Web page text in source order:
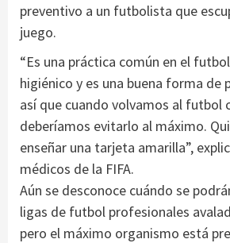
preventivo a un futbolista que
juego.
“Es una práctica común en el
higiénico y es una buena forma de
así que cuando volvamos al futbol
deberíamos evitarlo al máximo.
enseñar una tarjeta amarilla”,
médicos de la FIFA.
Aún se desconoce cuándo se
ligas de futbol profesionales
pero el máximo organismo está